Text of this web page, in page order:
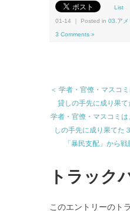
List
01-14 ｜ Posted in 03.アメ
3 Comments »
＜ 学者・官僚・マスコ
貸しの手先に成り果
学者・官僚・マスコミ
しの手先に成り果て
「暴民支配」から
トラック
このエントリーのト